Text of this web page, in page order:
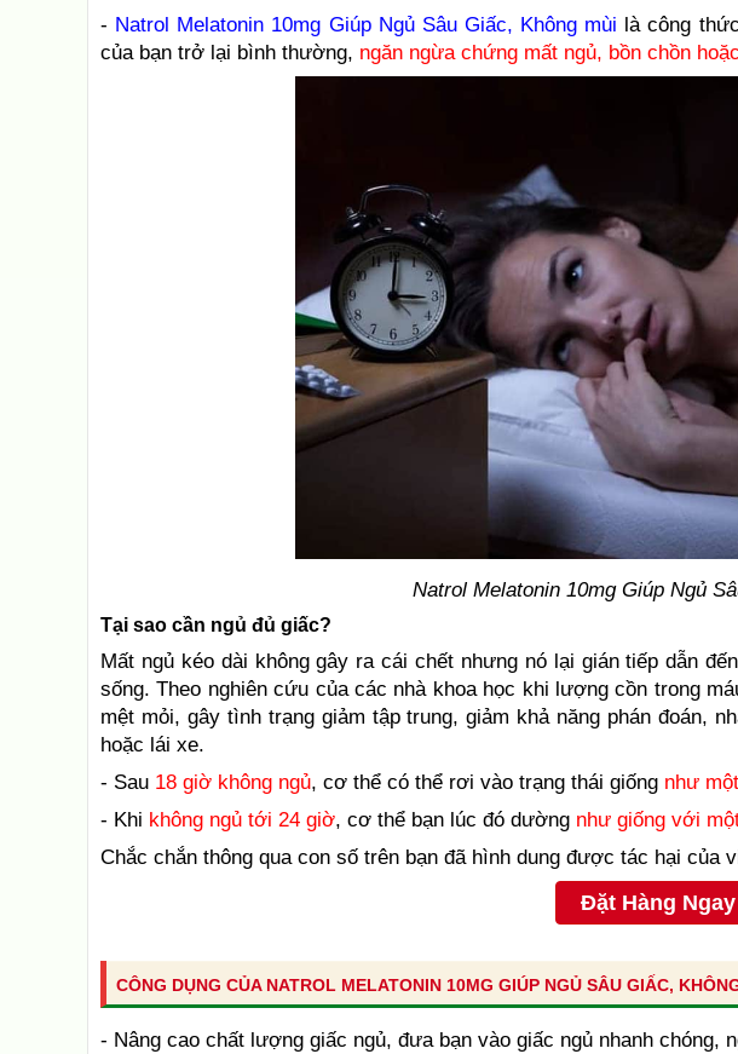
- Natrol Melatonin 10mg Giúp Ngủ Sâu Giấc, Không mùi là công
của bạn trở lại bình thường, ngăn ngừa chứng mất ngủ, bồn chồn
Natrol Melatonin 10mg Giúp Ngủ
Tại sao cần ngủ đủ giấc?
Mất ngủ kéo dài không gây ra cái chết nhưng nó lại gián tiếp dẫn
sống. Theo nghiên cứu của các nhà khoa học khi lượng cồn trong
mệt mỏi, gây tình trạng giảm tập trung, giảm khả năng phán đoán,
hoặc lái xe.
- Sau 18 giờ không ngủ, cơ thể có thể rơi vào trạng thái giống như
- Khi không ngủ tới 24 giờ, cơ thể bạn lúc đó dường như giống với
Chắc chắn thông qua con số trên bạn đã hình dung được tác hại của
Đặt Hàng Ngay
CÔNG DỤNG CỦA NATROL MELATONIN 10MG GIÚP NGỦ SÂU GIẤC,
- Nâng cao chất lượng giấc ngủ, đưa bạn vào giấc ngủ nhanh chóng,